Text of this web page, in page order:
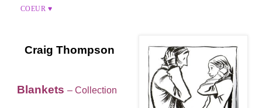
COEUR ♥
Craig Thompson
Blankets – Collection